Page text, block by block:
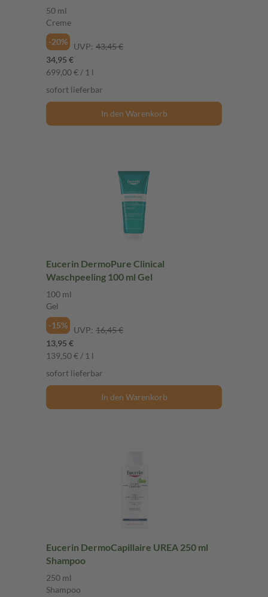
LSF 50 50 ml Creme
50 ml
Creme
-20%
UVP: 43,45 €
34,95 €
699,00 € / 1 l
sofort lieferbar
In den Warenkorb
Eucerin DermoPure Clinical
Waschpeeling 100 ml Gel
100 ml
Gel
-15%
UVP: 16,45 €
13,95 €
139,50 € / 1 l
sofort lieferbar
In den Warenkorb
Eucerin DermoCapillaire UREA 250 ml
Shampoo
250 ml
Shampoo